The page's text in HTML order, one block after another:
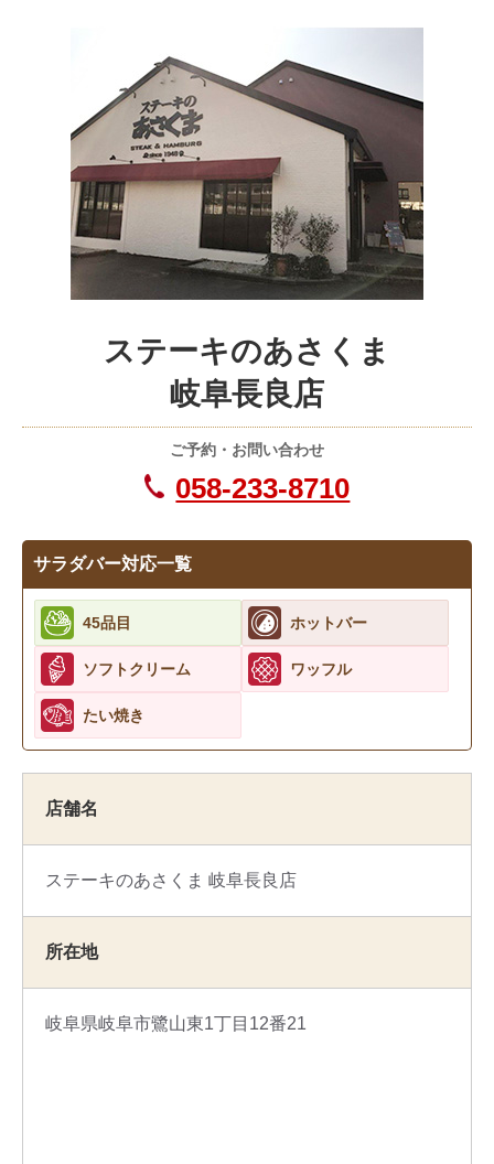
ステーキのあさくま
岐阜長良店
ご予約・お問い合わせ
058-233-8710
サラダバー対応一覧
45品目 ホットバー
ソフトクリーム ワッフル
たい焼き
店舗名
ステーキのあさくま 岐阜長良店
所在地
岐阜県岐阜市鷺山東1丁目12番21